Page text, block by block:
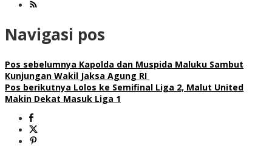
Navigasi pos
Pos sebelumnya Kapolda dan Muspida Maluku Sambut
Kunjungan Wakil Jaksa Agung RI
Pos berikutnya Lolos ke Semifinal Liga 2, Malut United
Makin Dekat Masuk Liga 1